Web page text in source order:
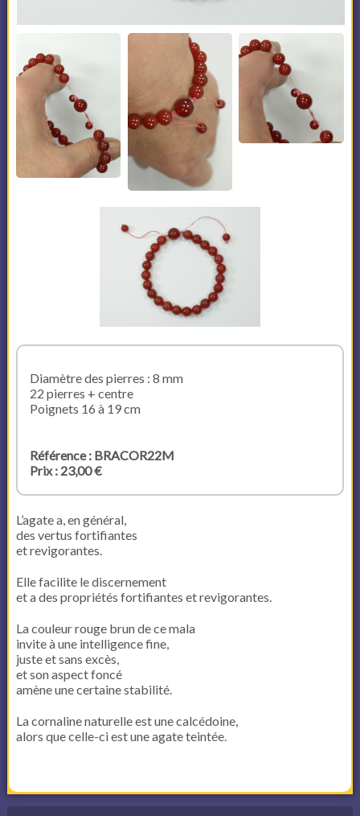
Diamètre des pierres : 8 mm
22 pierres + centre
Poignets 16 à 19 cm
Référence : BRACOR22M
Prix : 23,00 €
L’agate a, en général,
des vertus fortifiantes
et revigorantes.
Elle facilite le discernement
et a des propriétés fortifiantes et revigorantes.
La couleur rouge brun de ce mala
invite à une intelligence fine,
juste et sans excès,
et son aspect foncé
amène une certaine stabilité.
La cornaline naturelle est une calcédoine,
alors que celle-ci est une agate teintée.